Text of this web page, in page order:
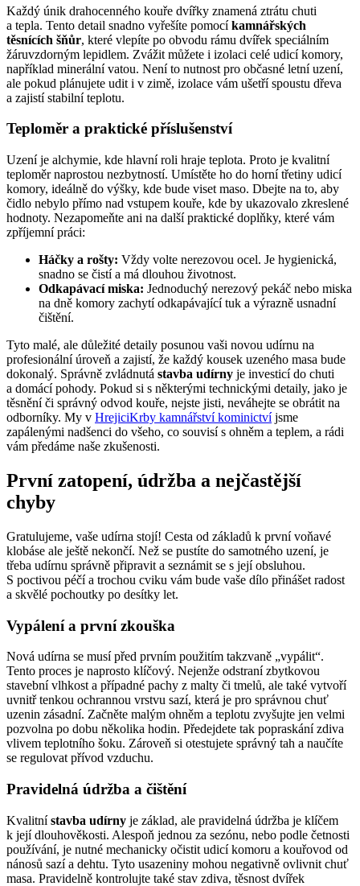
Každý únik drahocenného kouře dvířky znamená ztrátu chuti
a tepla. Tento detail snadno vyřešíte pomocíkamnářských
těsnících šňůr, které vlepíte po obvodu rámu dvířek speciálním
žáruvzdorným lepidlem. Zvážit můžete i izolaci celé udicí komory,
například minerální vatou. Není to nutnost pro občasné letní uzení,
ale pokud plánujete udit i v zimě, izolace vám ušetří spoustu dřeva
a zajistí stabilní teplotu.
Teploměr a praktické příslušenství
Uzení je alchymie, kde hlavní roli hraje teplota. Proto je kvalitní
teploměr naprostou nezbytností. Umístěte ho do horní třetiny udicí
komory, ideálně do výšky, kde bude viset maso. Dbejte na to, aby
čidlo nebylo přímo nad vstupem kouře, kde by ukazovalo zkreslené
hodnoty. Nezapomeňte ani na další praktické doplňky, které vám
zpříjemní práci:
Háčky a rošty: Vždy volte nerezovou ocel. Je hygienická,
snadno se čistí a má dlouhou životnost.
Odkapávací miska: Jednoduchý nerezový pekáč nebo miska
na dně komory zachytí odkapávající tuk a výrazně usnadní
čištění.
Tyto malé, ale důležité detaily posunou vaši novou udírnu na
profesionální úroveň a zajistí, že každý kousek uzeného masa bude
dokonalý. Správně zvládnutá stavba udírny je investicí do chuti
a domácí pohody. Pokud si s některými technickými detaily, jako je
těsnění či správný odvod kouře, nejste jisti, neváhejte se obrátit na
odborníky. My v HrejiciKrby kamnářství kominictvíjsme
zapálenými nadšenci do všeho, co souvisí s ohněm a teplem, a rádi
vám předáme naše zkušenosti.
První zatopení, údržba a nejčastější
chyby
Gratulujeme, vaše udírna stojí! Cesta od základů k první voňavé
klobáse ale ještě nekončí. Než se pustíte do samotného uzení, je
třeba udírnu správně připravit a seznámit se s její obsluhou.
S poctivou péčí a trochou cviku vám bude vaše dílo přinášet radost
a skvělé pochoutky po desítky let.
Vypálení a první zkouška
Nová udírna se musí před prvním použitím takzvaně „vypálit“.
Tento proces je naprosto klíčový. Nejenže odstraní zbytkovou
stavební vlhkost a případné pachy z malty či tmelů, ale také vytvoří
uvnitř tenkou ochrannou vrstvu sazí, která je pro správnou chuť
uzenin zásadní. Začněte malým ohněm a teplotu zvyšujte jen velmi
pozvolna po dobu několika hodin. Předejdete tak popraskání zdiva
vlivem teplotního šoku. Zároveň si otestujete správný tah a naučíte
se regulovat přívod vzduchu.
Pravidelná údržba a čištění
Kvalitnístavba udírny je základ, ale pravidelná údržba je klíčem
k její dlouhověkosti. Alespoň jednou za sezónu, nebo podle četnosti
používání, je nutné mechanicky očistit udicí komoru a kouřovod od
nánosů sazí a dehtu. Tyto usazeniny mohou negativně ovlivnit chuť
masa. Pravidelně kontrolujte také stav zdiva, těsnost dvířek